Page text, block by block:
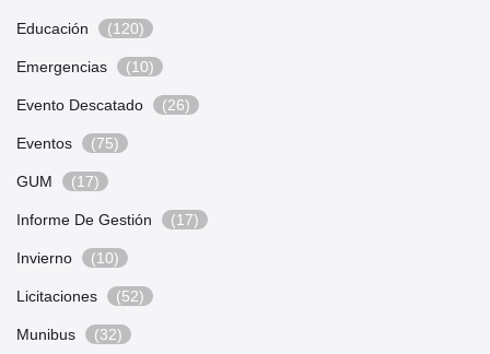
Educación (120)
Emergencias (10)
Evento Descatado (26)
Eventos (75)
GUM (17)
Informe De Gestión (17)
Invierno (10)
Licitaciones (52)
Munibus (32)